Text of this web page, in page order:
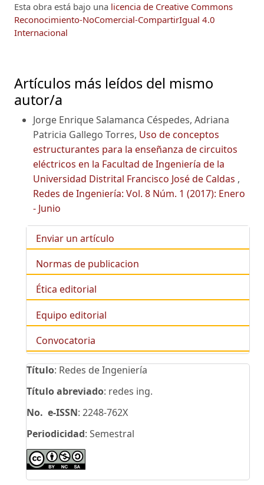
Esta obra está bajo una licencia de Creative Commons
Reconocimiento-NoComercial-CompartirIgual 4.0
Internacional
Artículos más leídos del mismo
autor/a
Jorge Enrique Salamanca Céspedes, Adriana
Patricia Gallego Torres, Uso de conceptos
estructurantes para la enseñanza de circuitos
eléctricos en la Facultad de Ingeniería de la
Universidad Distrital Francisco José de Caldas ,
Redes de Ingeniería: Vol. 8 Núm. 1 (2017): Enero
- Junio
Enviar un artículo
Normas de publicacion
Ética editorial
Equipo editorial
Convocatoria
Título: Redes de Ingeniería
Título abreviado: redes ing.
No. e-ISSN: 2248-762X
Periodicidad: Semestral